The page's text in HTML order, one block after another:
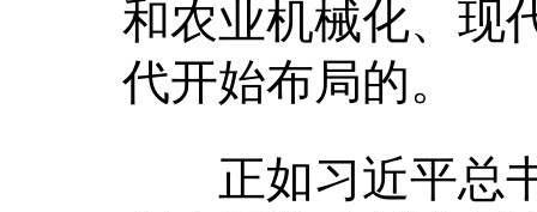
和农业机械化、现
代开始布局的。
正如习近平总书